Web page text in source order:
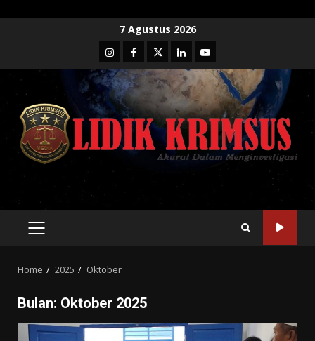
7 Agustus 2026
InstagramFacebook
TwitterLinkedinYoutube
PRIMARY
Home 2025 Oktober
Bulan: Oktober 2025